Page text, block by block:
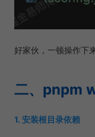
好家伙，一顿操作下
二、pnpm
1. 安装根目录依赖